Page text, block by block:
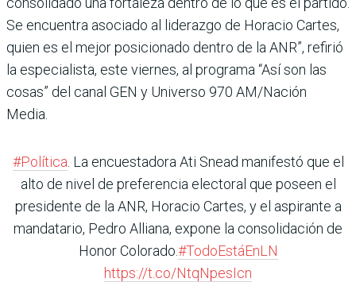
Se encuentra asociado al liderazgo de Horacio Cartes,
quien es el mejor posicionado dentro de la ANR”, refirió
la especialista, este viernes, al programa “Así son las
cosas” del canal GEN y Universo 970 AM/Nación
Media.
#Política . La encuestadora Ati Snead manifestó que el
alto de nivel de preferencia electoral que poseen el
presidente de la ANR, Horacio Cartes, y el aspirante a
mandatario, Pedro Alliana, expone la consolidación de
Honor Colorado.#TodoEstáEnLN
https://t.co/NtqNpesIcn